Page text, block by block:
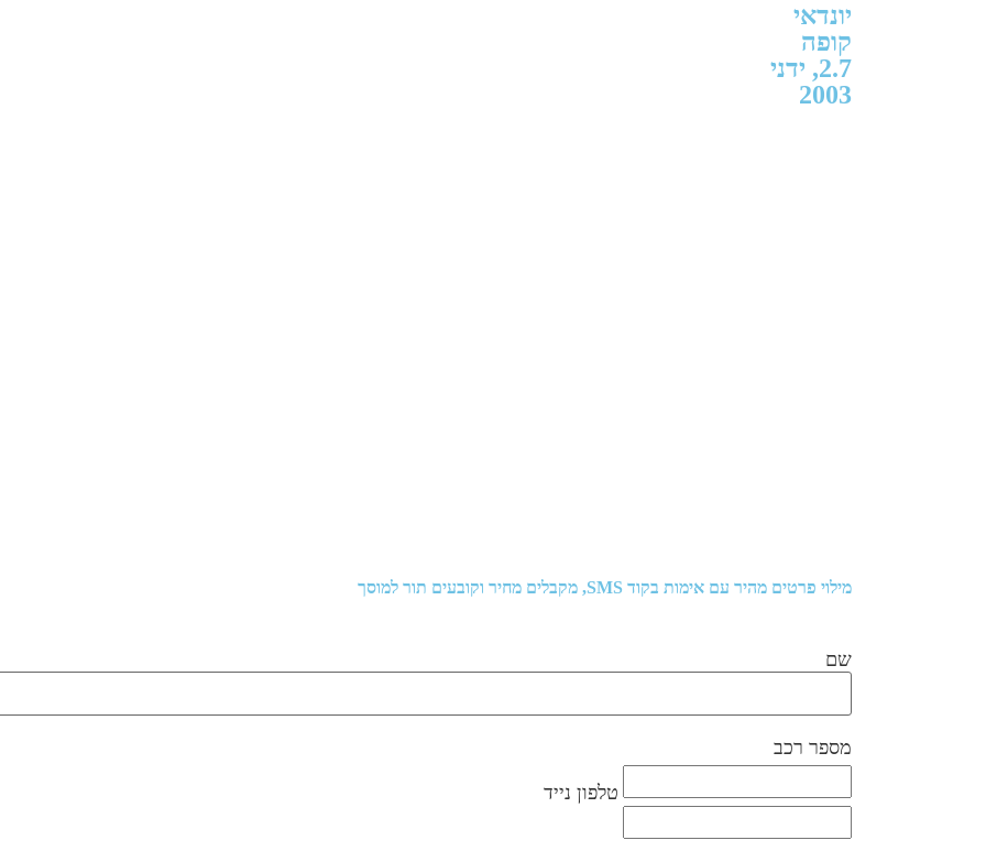
יונדאי
קופה
2.7, ידני
2003
מילוי פרטים מהיר עם אימות בקוד SMS, מקבלים מחיר וקובעים תור למוסך
שם
מספר רכב
טלפון נייד